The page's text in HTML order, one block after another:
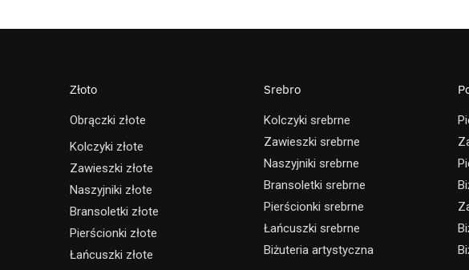
Złoto
Obrączki złote
Kolczyki złote
Zawieszki złote
Naszyjniki złote
Bransoletki złote
Pierścionki złote
Łańcuszki złote
Srebro
Kolczyki srebrne
Zawieszki srebrne
Naszyjniki srebrne
Bransoletki srebrne
Pierścionki srebrne
Łańcuszki srebrne
Biżuteria artystyczna